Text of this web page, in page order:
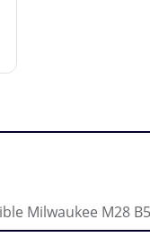
Milwaukee M28